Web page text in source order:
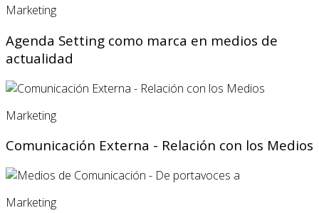
Marketing
Agenda Setting como marca en medios de
actualidad
Marketing
Comunicación Externa - Relación con los Medios
Marketing